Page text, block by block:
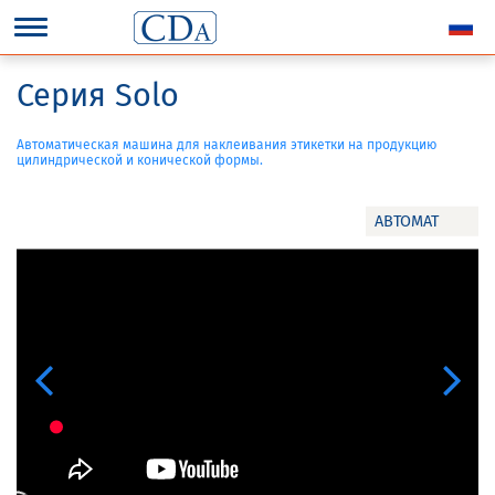
АВТОМАТ
Previous Next
Серия Solo
Автоматическая машина для наклеивания этикетки на продукцию
цилиндрической и конической формы.